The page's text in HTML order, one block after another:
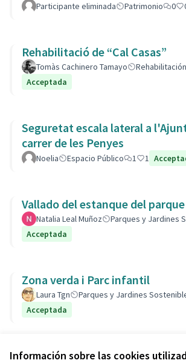
Información sobre las cookies
Participante eliminada Patrimonio 0
Rehabilitació de “Cal Casas”
Tomàs Cachinero Tamayo
Acceptada
Seguretat escala lateral a
carrer de les Penyes
Noelia Espacio Público 1 1
Vallado del estanque del
Natalia Leal Muñoz Parques y Jardines
Acceptada
Zona verda i Parc infantil
Laura Tgn Parques y Jardines
Acceptada
Ver todas las propuestas retiradas